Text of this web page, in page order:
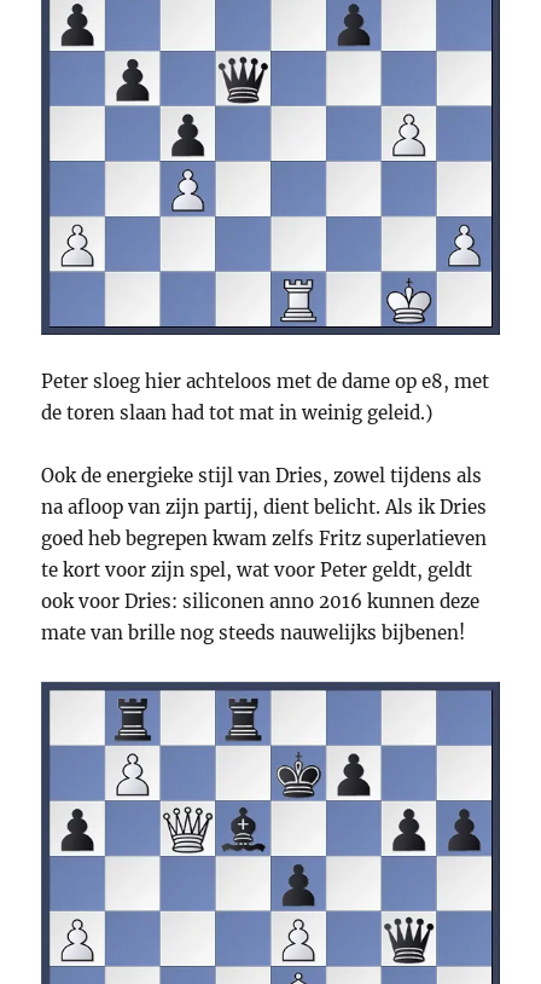
Peter sloeg hier achteloos met de dame op e8, met
de toren slaan had tot mat in weinig geleid.)
Ook de energieke stijl van Dries, zowel tijdens als
na afloop van zijn partij, dient belicht. Als ik Dries
goed heb begrepen kwam zelfs Fritz superlatieven
te kort voor zijn spel, wat voor Peter geldt, geldt
ook voor Dries: siliconen anno 2016 kunnen deze
mate van brille nog steeds nauwelijks bijbenen!